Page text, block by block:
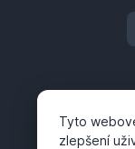
Tyto
zlepšení